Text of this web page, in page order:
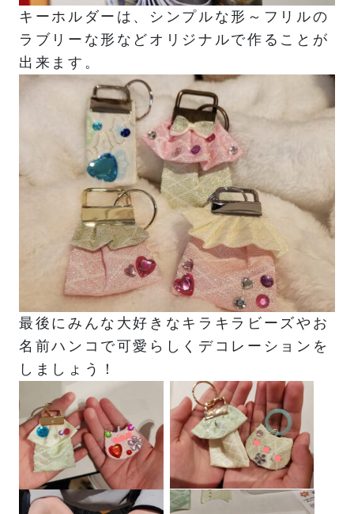
キーホルダーは、シンプルな形～フリルの
ラブリーな形などオリジナルで作ることが
出来ます。
最後にみんな大好きなキラキラビーズやお
名前ハンコで可愛らしくデコレーションを
しましょう！